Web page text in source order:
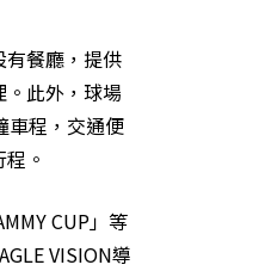
餐廳，提供
此外，球場
車程，交通便
。
CUP」等
VISION導